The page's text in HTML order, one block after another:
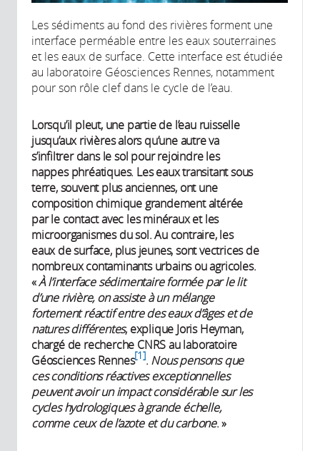
Les sédiments au fond des rivières forment une
interface perméable entre les eaux souterraines
et les eaux de surface. Cette interface est étudiée
au laboratoire Géosciences Rennes, notamment
pour son rôle clef dans le cycle de l’eau.
Lorsqu’il pleut, une partie de l’eau ruisselle
jusqu’aux rivières alors qu’une autre va
s’infiltrer dans le sol pour rejoindre les
nappes phréatiques. Les eaux transitant sous
terre, souvent plus anciennes, ont une
composition chimique grandement altérée
par le contact avec les minéraux et les
microorganismes du sol. Au contraire, les
eaux de surface, plus jeunes, sont vectrices de
nombreux contaminants urbains ou agricoles.
«À l’interface sédimentaire formée par le lit
d’une rivière, on assiste à un mélange
fortement réactif entre des eaux d’âges et de
natures différentes, explique Joris Heyman,
chargé de recherche CNRS au laboratoire
Géosciences Rennes 1 . Nous pensons que
ces conditions réactives exceptionnelles
peuvent avoir un impact considérable sur les
cycles hydrologiques à grande échelle,
comme ceux de l’azote et du carbone. »